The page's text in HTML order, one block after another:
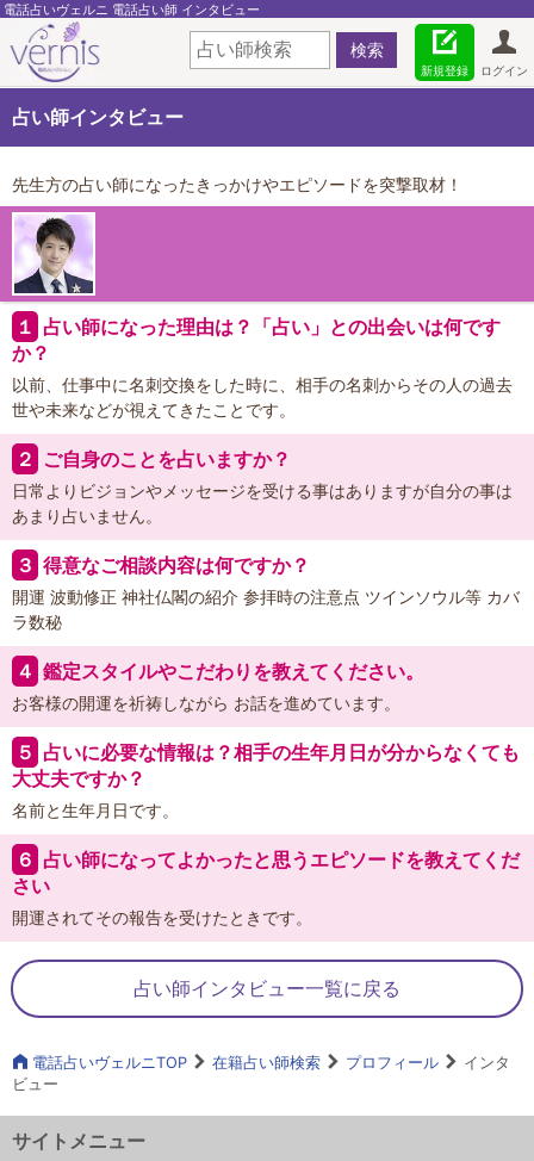
電話占いヴェルニ 電話占い師 インタビュー
ログイン
新規登録
占い師インタビュー
先生方の占い師になったきっかけやエピソードを突撃取材！
１ 占い師になった理由は？「占い」との出会いは何です
か？
以前、仕事中に名刺交換をした時に、相手の名刺からその人の過去
世や未来などが視えてきたことです。
２ ご自身のことを占いますか？
日常よりビジョンやメッセージを受ける事はありますが自分の事は
あまり占いません。
３ 得意なご相談内容は何ですか？
開運 波動修正 神社仏閣の紹介 参拝時の注意点 ツインソウル等 カバ
ラ数秘
４ 鑑定スタイルやこだわりを教えてください。
お客様の開運を祈祷しながら お話を進めています。
５ 占いに必要な情報は？相手の生年月日が分からなくても
大丈夫ですか？
名前と生年月日です。
６ 占い師になってよかったと思うエピソードを教えてくだ
さい
開運されてその報告を受けたときです。
占い師インタビュー一覧に戻る
電話占いヴェルニTOP 在籍占い師検索 プロフィール
インタ
ビュー
サイトメニュー